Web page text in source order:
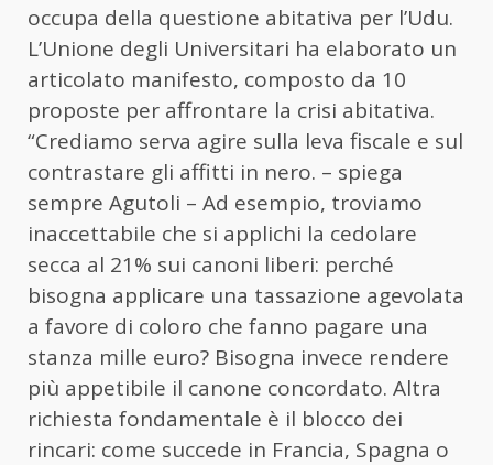
occupa della questione abitativa per l’Udu.
L’Unione degli Universitari ha elaborato un
articolato manifesto, composto da 10
proposte per affrontare la crisi abitativa.
“Crediamo serva agire sulla leva fiscale e sul
contrastare gli affitti in nero. – spiega
sempre Agutoli – Ad esempio, troviamo
inaccettabile che si applichi la cedolare
secca al 21% sui canoni liberi: perché
bisogna applicare una tassazione agevolata
a favore di coloro che fanno pagare una
stanza mille euro? Bisogna invece rendere
più appetibile il canone concordato. Altra
richiesta fondamentale è il blocco dei
rincari: come succede in Francia, Spagna o